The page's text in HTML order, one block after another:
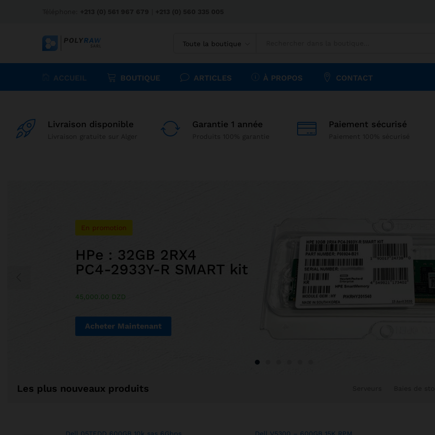
Toute la boutique
ACCUEIL BOUTIQUE ARTICLES À PROPOS CONTACT
Livraison disponible Garantie 1 année Paiement sécurisé
En promotion
HPe : 32GB 2RX4
PC4-2933Y-R SMART kit
45,000.00 DZD
Acheter Maintenant
Les plus nouveaux produits